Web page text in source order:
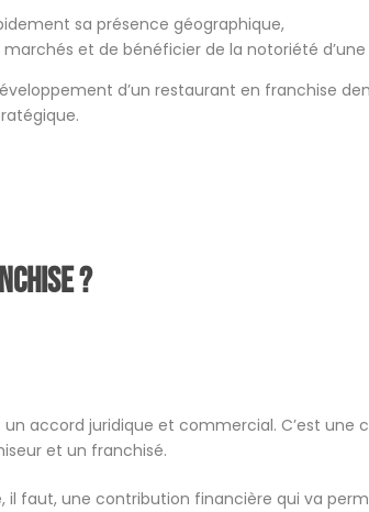
sa présence géographique,
et de bénéficier de la notoriété
d’un restaurant en franchise
?
un accord juridique et commercial. C’est une
et un franchisé.
il faut, une contribution financière qui va